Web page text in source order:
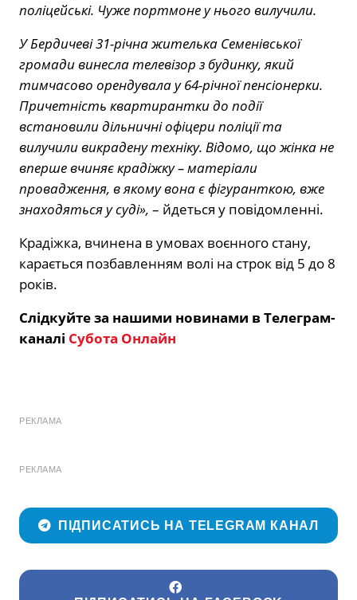
поліцейські. Чуже портмоне у нього вилучили.
У Бердичеві 31-річна жителька Семенівської
громади винесла телевізор з будинку, який
тимчасово орендувала у 64-річної пенсіонерки.
Причетність квартирантки до події
встановили дільничні офіцери поліції та
вилучили викрадену техніку. Відомо, що жінка не
вперше вчиняє крадіжку – матеріали
провадження, в якому вона є фігуранткою, вже
знаходяться у суді», – йдеться у повідомленні.
Крадіжка, вчинена в умовах воєнного стану,
карається позбавленням волі на строк від 5 до 8
років.
Слідкуйте за нашими новинами в Телеграм-
каналі Субота Онлайн
РЕКЛАМА
РЕКЛАМА
ПІДПИСАТИСЬ НА TELEGRAM КАНАЛ